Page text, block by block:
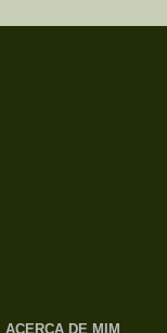
ACERCA DE MIM